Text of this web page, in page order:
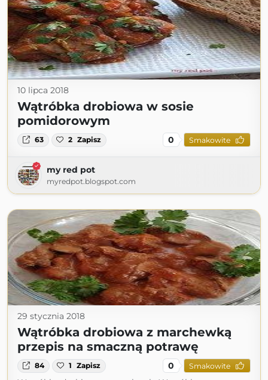
10 lipca 2018
Wątróbka drobiowa w sosie
pomidorowym
63 2 Zapisz 0 Smakowite
my red pot
myredpot.blogspot.com
29 stycznia 2018
Wątróbka drobiowa z marchewką
przepis na smaczną potrawę
84 1 Zapisz 0 Smakowite